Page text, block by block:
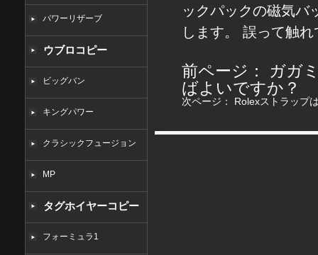
パワーリザーブ
ウブロコピー
ビッグバン
キングパワー
クラシックフュージョン
MP
タグホイヤーコピー
フォーミュラ1
ックパックの磁気バ
します。 誤って触
前ページ：
ガガ
ばよいですか？
次ページ： Rolexストラップ